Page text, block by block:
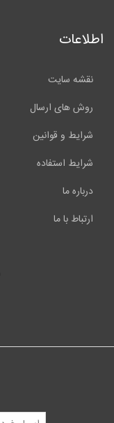
اطلاعات
نقشه سایت
روش های ارسال
شرایط و قوانین
شرایط استفاده
درباره ما
ارتباط با ما